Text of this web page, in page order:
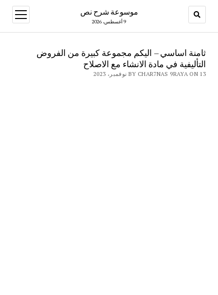
موسوعة شرح نص
9 أغسطس، 2026
open
menu
ثامنة اساسي – اليكم مجموعة كبيرة من الفروض
التأليفية في مادة الانشاء مع الاصلاح
BY CHAR7NAS 9RAYA ON 13 نوفمبر، 2023